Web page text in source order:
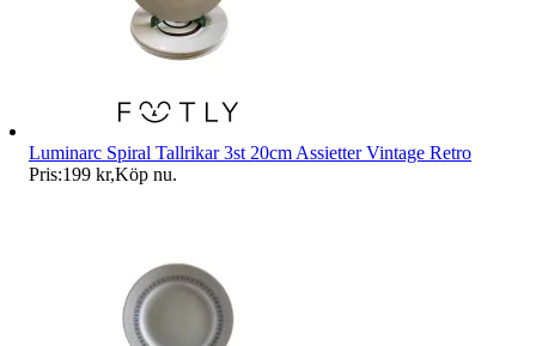
Luminarc Spiral Tallrikar 3st 20cm Assietter Vintage Retro
Pris:199 kr,Köp nu.